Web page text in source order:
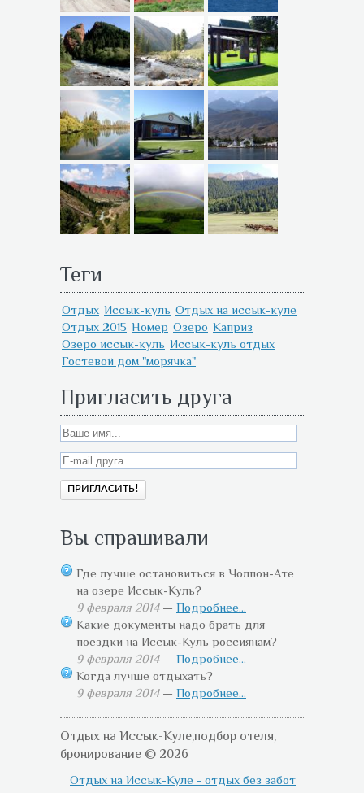
Теги
Отдых Иссык-куль Отдых на иссык-куле
Отдых 2015 Номер Озеро Каприз
Озеро иссык-куль Иссык-куль отдых
Гостевой дом "морячка"
Пригласить друга
Вы спрашивали
Где лучше остановиться в Чолпон-Ате
на озере Иссык-Куль?
9 февраля 2014— Подробнее...
Какие документы надо брать для
поездки на Иссык-Куль россиянам?
9 февраля 2014— Подробнее...
Когда лучше отдыхать?
9 февраля 2014— Подробнее...
Отдых на Иссык-Куле,подбор отеля,
бронирование © 2026
Отдых на Иссык-Куле - отдых без забот